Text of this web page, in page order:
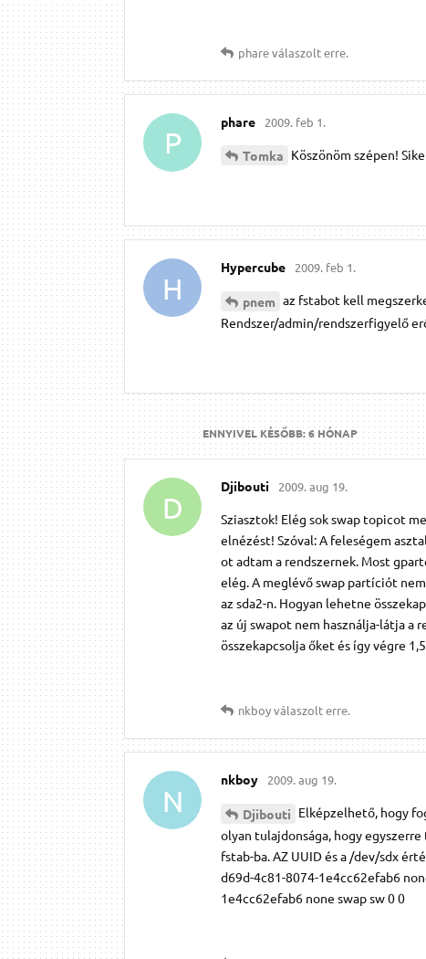
phareválaszolt erre.
P
phare 2009. feb 1.
Tomka Köszönöm szépen!
H
Hypercube 2009. feb 1.
pnem az fstabot kell
Rendszer/admin/rendszerfigyelő
ENNYIVEL KÉSŐBB:6 HÓNAP
D
Djibouti 2009. aug 19.
Sziasztok! Elég sok swap topicot
elnézést! Szóval: A feleségem
ot adtam a rendszernek. Most
elég. A meglévő swap partíciót
az sda2-n. Hogyan lehetne
az új swapot nem használja-látja a
összekapcsolja őket és így végre
nkboyválaszolt erre.
N
nkboy 2009. aug 19.
Djibouti Elképzelhető, hogy
olyan tulajdonsága, hogy
fstab-ba. AZ UUID és a /dev/sdx
d69d-4c81-8074-1e4cc62efab6
1e4cc62efab6 none swap sw 0 0